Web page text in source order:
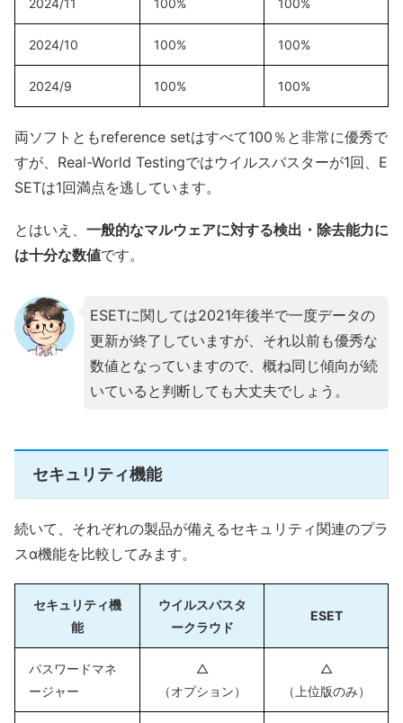
2024/11 100% 100%
2024/10 100% 100%
2024/9 100% 100%
両ソフトともreference setはすべて100％と非常に優秀で
すが、Real-World Testingではウイルスバスターが1回、E
SETは1回満点を逃しています。
とはいえ、 一般的なマルウェアに対する検出・除去能力に
は十分な数値です。
ESETに関しては2021年後半で一度データの
更新が終了していますが、それ以前も優秀な
数値となっていますので、概ね同じ傾向が続
いていると判断しても大丈夫でしょう。
セキュリティ機能
続いて、それぞれの製品が備えるセキュリティ関連のプラ
スα機能を比較してみます。
セキュリティ機
能
ウイルスバスタ
ークラウド
ESET
パスワードマネ
ージャー
△
（オプション）
△
（上位版のみ）